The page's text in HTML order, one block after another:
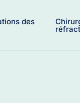
des